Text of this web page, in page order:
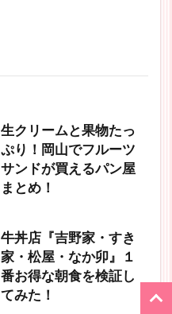
生クリームと果物たっ
ぷり！岡山でフルーツ
サンドが買えるパン屋
まとめ！
牛丼店『吉野家・すき
家・松屋・なか卯』１
番お得な朝食を検証し
てみた！